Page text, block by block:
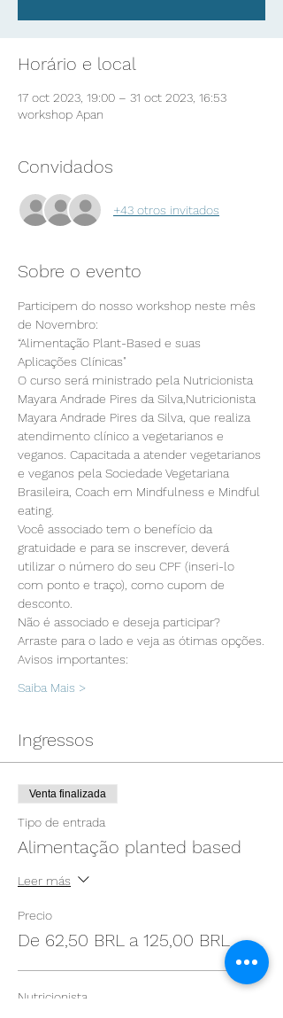
Horário e local
17 oct 2023, 19:00 – 31 oct 2023, 16:53
workshop Apan
Convidados
+43 otros invitados
Sobre o evento
Participem do nosso workshop neste mês
de Novembro:
“Alimentação Plant-Based e suas
Aplicações Clínicas"
O curso será ministrado pela Nutricionista
Mayara Andrade Pires da Silva,Nutricionista
Mayara Andrade Pires da Silva, que realiza
atendimento clínico a vegetarianos e
veganos. Capacitada a atender vegetarianos
e veganos pela Sociedade Vegetariana
Brasileira, Coach em Mindfulness e Mindful
eating.
Você associado tem o benefício da
gratuidade e para se inscrever, deverá
utilizar o número do seu CPF (inseri-lo
com ponto e traço), como cupom de
desconto.
Não é associado e deseja participar?
Arraste para o lado e veja as ótimas opções.
Avisos importantes:
Saiba Mais >
Ingressos
Venta finalizada
Tipo de entrada
Alimentação planted based
Leer más
Precio
De 62,50 BRL a 125,00 BRL
Nutricionista